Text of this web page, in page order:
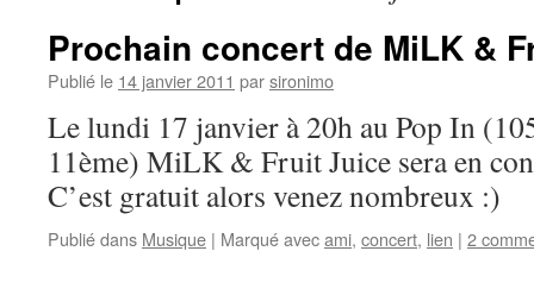
Prochain concert de MiLK &
Publié le 14 janvier 2011 parsironimo
Le lundi 17 janvier à 20h au Pop In
11ème) MiLK & Fruit Juice sera en
C’est gratuit alors venez nombreux :)
Publié dans Musique | Marqué avecami, concert, lien | 2